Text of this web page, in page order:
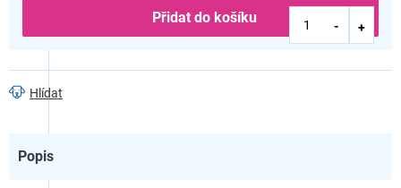
Přidat do košíku
Hlídat
Popis